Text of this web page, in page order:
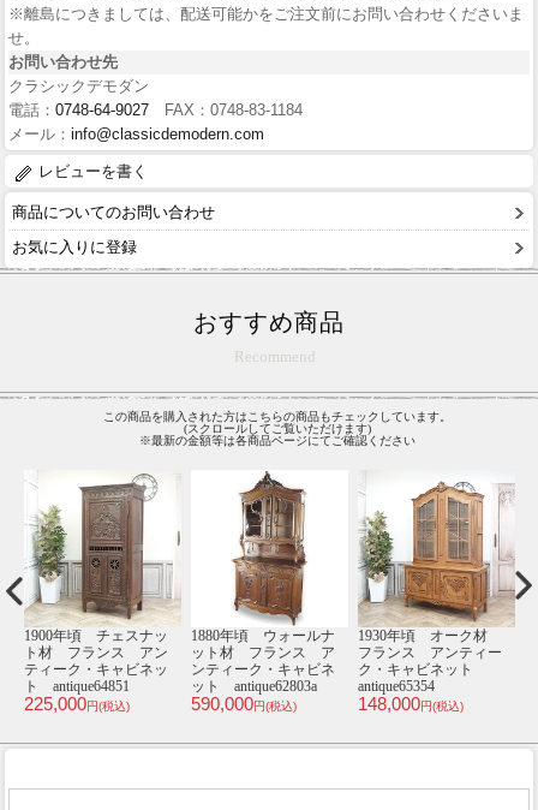
※離島につきましては、配送可能かをご注文前にお問い合わせくださいま
せ。
お問い合わせ先
クラシックデモダン
電話： 0748-64-9027 FAX：0748-83-1184
メール： info@classicdemodern.com
レビューを書く
商品についてのお問い合わせ
お気に入りに登録
おすすめ商品
Recommend
この商品を購入された方はこちらの商品もチェックしています。
(スクロールしてご覧いただけます)
※最新の金額等は各商品ページにてご確認ください
1920年頃 オーク材
イギリス アンティー
ク・ブックケース
antique81135
195,000円(税込)
1900年頃 オーク材
フランス アンティー
ク・キャビネット
antique64893
480,000円(税込)
1930年頃 オーク材
フランス アンティー
ク・キャビネット
antique65382
148,000円(税込)